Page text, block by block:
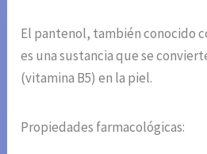
El pantenol, también conocido
es una sustancia que se
(vitamina B5) en la piel.
Propiedades farmacológicas: